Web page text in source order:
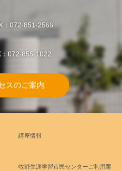
072-851-2566
072-855-1022
スのご案内
講座情報
牧野生涯学習市民センターご利用案